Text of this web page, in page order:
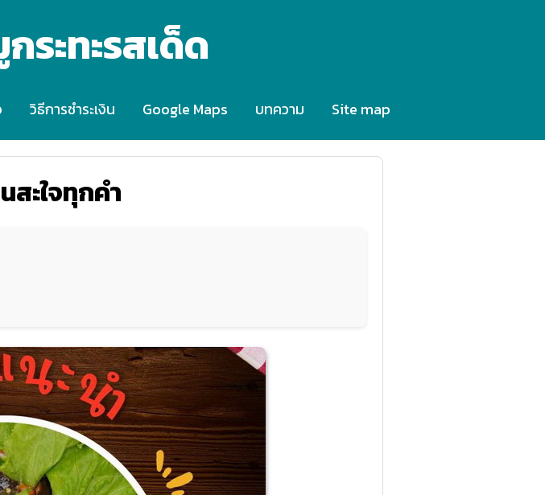
ะทะรสเด็ด
วิธีการชำระเงิน Google Maps บทความ Site map
สะใจทุกคำ